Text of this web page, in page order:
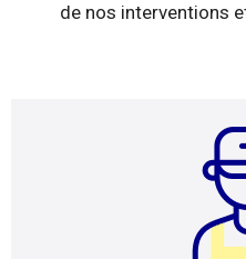
de nos interventions